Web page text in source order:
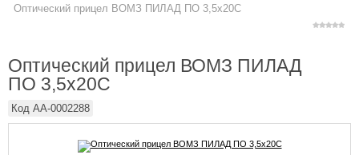
Оптический прицел ВОМЗ ПИЛАД ПО 3,5х20С
Оптический прицел ВОМЗ ПИЛАД
ПО 3,5х20С
Код AA-0002288